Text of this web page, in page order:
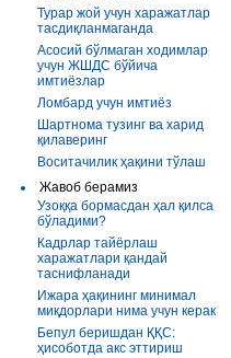
Турар жой учун харажатлар
тасдиқланмаганда
Асосий бўлмаган ходимлар
учун ЖШДС бўйича
имтиёзлар
Ломбард учун имтиёз
Шартнома тузинг ва харид
қилаверинг
Воситачилик ҳақини тўлаш
Жавоб берамиз
Узоққа бормасдан ҳал қилса
бўладими?
Кадрлар тайёрлаш
харажатлари қандай
таснифланади
Ижара ҳақининг минимал
миқдорлари нима учун керак
Бепул беришдан ҚҚС:
ҳисоботда акс эттириш